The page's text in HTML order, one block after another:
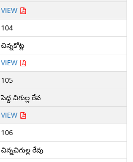
VIEW
104
చిన్నకోట్ల
VIEW
105
పెద్ద చిగుల్ల రేవ
VIEW
106
చిన్నచిగుల్ల రేవు